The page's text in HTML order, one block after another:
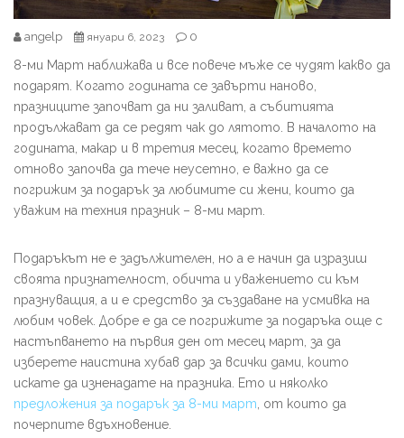
angelp януари 6, 2023 0
8-ми Март наближава и все повече мъже се чудят какво да
подарят. Когато годината се завърти наново,
празниците започват да ни заливат, а събитията
продължават да се редят чак до лятото. В началото на
годината, макар и в третия месец, когато времето
отново започва да тече неусетно, е важно да се
погрижим за подарък за любимите си жени, които да
уважим на техния празник – 8-ми март.
Подаръкът не е задължителен, но а е начин да изразиш
своята признателност, обичта и уважението си към
празнуващия, а и е средство за създаване на усмивка на
любим човек. Добре е да се погрижите за подаръка още с
настъпването на първия ден от месец март, за да
изберете наистина хубав дар за всички дами, които
искате да изненадате на празника. Ето и няколко
предложения за подарък за 8-ми март , от които да
почерпите вдъхновение.